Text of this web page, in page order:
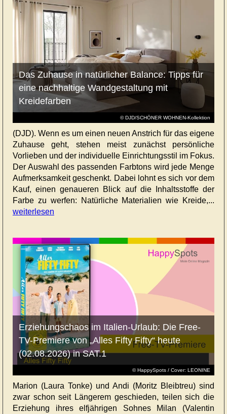
© DJD/SCHÖNER WOHNEN-Kollektion
Das Zuhause in natürlicher Balance: Tipps für
eine nachhaltige Wandgestaltung mit
Kreidefarben
(DJD). Wenn es um einen neuen Anstrich für das eigene
Zuhause geht, stehen meist zunächst persönliche
Vorlieben und der individuelle Einrichtungsstil im Fokus.
Der Auswahl des passenden Farbtons wird jede Menge
Aufmerksamkeit geschenkt. Dabei lohnt es sich vor dem
Kauf, einen genaueren Blick auf die Inhaltsstoffe der
Farbe zu werfen: Natürliche Materialien wie Kreide,...
weiterlesen
© HappySpots / Cover: LEONINE
Erziehungschaos im Italien-Urlaub: Die Free-
TV-Premiere von „Alles Fifty Fifty“ heute
(02.08.2026) in SAT.1
Marion (Laura Tonke) und Andi (Moritz Bleibtreu) sind
zwar schon seit Längerem geschieden, teilen sich die
Erziehung ihres elfjährigen Sohnes Milan (Valentin